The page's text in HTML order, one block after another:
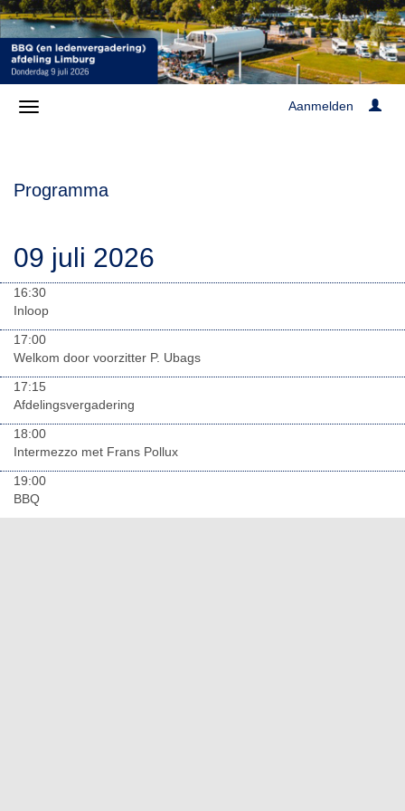
Aanmelden
Programma
09 juli 2026
16:30
Inloop
17:00
Welkom door voorzitter P. Ubags
17:15
Afdelingsvergadering
18:00
Intermezzo met Frans Pollux
19:00
BBQ